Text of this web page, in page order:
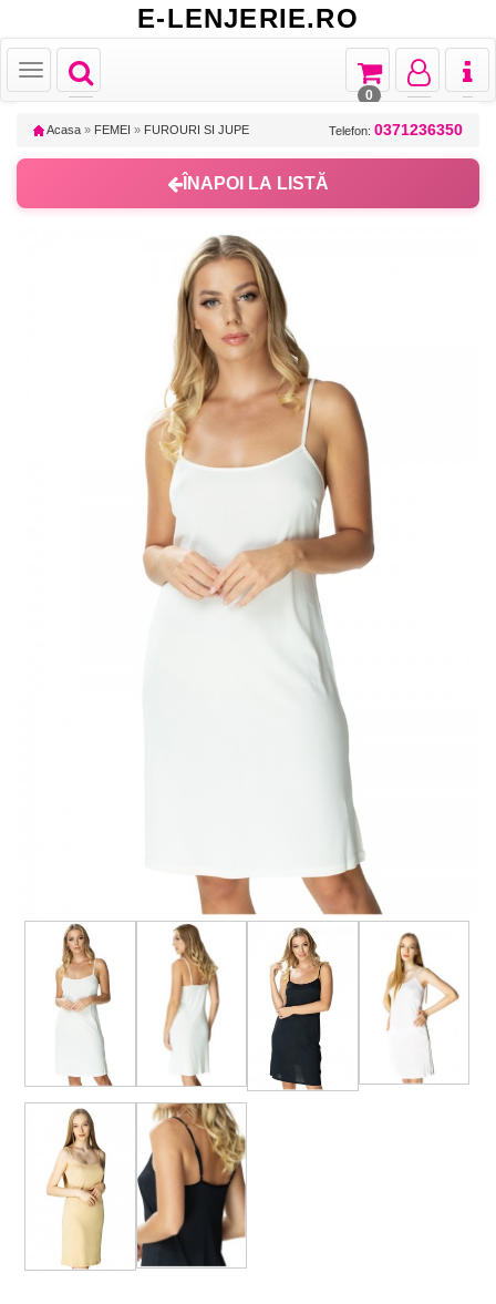
E-LENJERIE.RO
Toggle
navigation
Toggle
Toggle
navigation
Toggle
navigation
Toggle
navigation
0
Acasa » FEMEI » FUROURI SI JUPE Telefon: 0371236350
ÎNAPOI LA LISTĂ